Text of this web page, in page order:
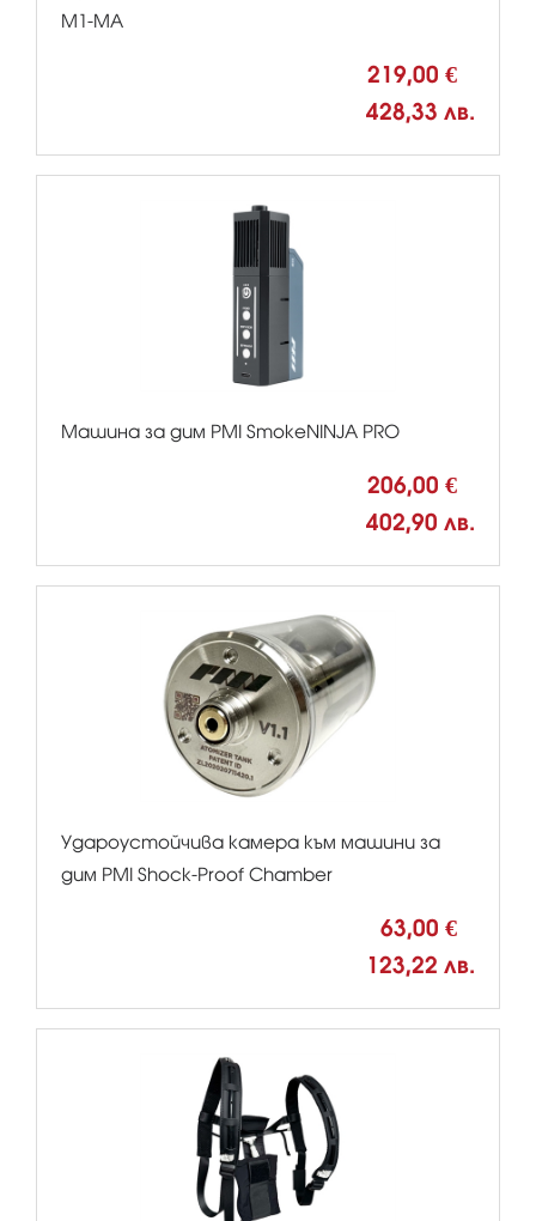
M1-MA
219,00 €
428,33 лв.
Машина за дим PMI SmokeNINJA PRO
206,00 €
402,90 лв.
Удароустойчива камера към машини за
дим PMI Shock-Proof Chamber
63,00 €
123,22 лв.